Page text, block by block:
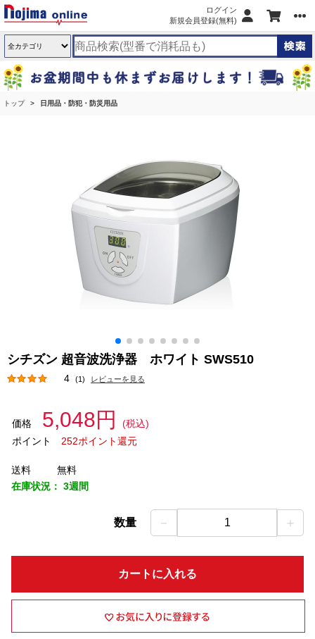
ログイン
新規会員登録(無料)
トップ 日用品・防犯・防災用品
シチズン 超音波洗浄器 ホワイト SWS510
4 (1) レビューを見る
価格 5,048円
(税込)
ポイント
252ポイント還元
送料
無料
在庫状況： 3週間
数量 － 1 ＋
カートに入れる